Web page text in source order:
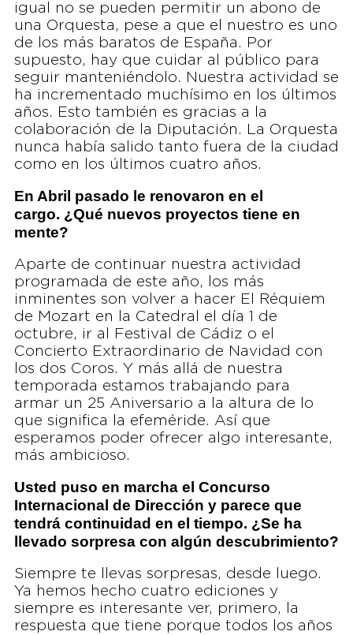
igual no se pueden permitir un abono de
una Orquesta, pese a que el nuestro es uno
de los más baratos de España. Por
supuesto, hay que cuidar al público para
seguir manteniéndolo. Nuestra actividad se
ha incrementado muchísimo en los últimos
años. Esto también es gracias a la
colaboración de la Diputación. La Orquesta
nunca había salido tanto fuera de la ciudad
como en los últimos cuatro años.
En Abril pasado le renovaron en el
cargo. ¿Qué nuevos proyectos tiene en
mente?
Aparte de continuar nuestra actividad
programada de este año, los más
inminentes son volver a hacer El Réquiem
de Mozart en la Catedral el día 1 de
octubre, ir al Festival de Cádiz o el
Concierto Extraordinario de Navidad con
los dos Coros. Y más allá de nuestra
temporada estamos trabajando para
armar un 25 Aniversario a la altura de lo
que significa la efeméride. Así que
esperamos poder ofrecer algo interesante,
más ambicioso.
Usted puso en marcha el Concurso
Internacional de Dirección y parece que
tendrá continuidad en el tiempo. ¿Se ha
llevado sorpresa con algún descubrimiento?
Siempre te llevas sorpresas, desde luego.
Ya hemos hecho cuatro ediciones y
siempre es interesante ver, primero, la
respuesta que tiene porque todos los años